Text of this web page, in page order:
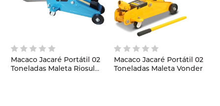
Macaco Jacaré Portátil 02
Toneladas Maleta Riosul
Macaco Jacaré Portátil 02
Toneladas Maleta Vonder